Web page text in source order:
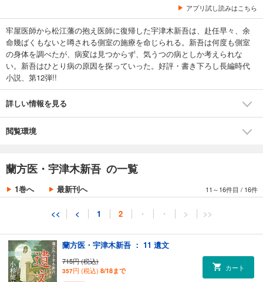
アプリ試し読みはこちら
牢屋医師から松江藩の抱え医師に復帰した宇津木新吾は、赴任早々、余
命幾ばくもないと噂される側室の施療を命じられる。新吾は何度も側室
の身体を調べたが、病変は見つからず、気うつの病としか考えられな
い。新吾はひとり病の原因を探っていった。好評・書き下ろし長編時代
小説、第12弾!!
詳しい情報を見る
閲覧環境
蘭方医・宇津木新吾 の一覧
1巻へ 最新刊へ 11～16件目 / 16件
<< < 1 2 ・ ・ > >>
286円 (税込)8/18まで
値引き
試し読み
あらすじを表示する
572円 (税込)
286
値引き
試し読み
蘭方医・宇津木新吾 ： 10 無愧
572円 (税込)
286円 (税込)
蘭方医・宇津木新吾 ： 11 遺文
715円 (税込)
357円 (税込) 8/18まで カート